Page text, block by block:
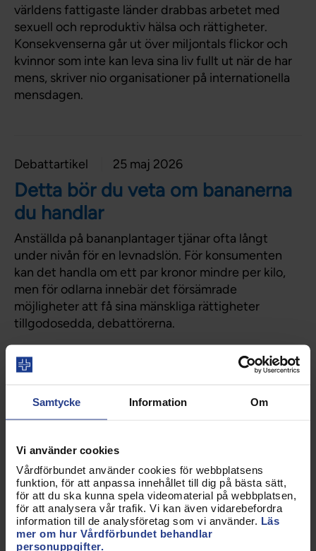
Samtycke Information Om
Vi använder cookies
Vårdförbundet använder cookies för webbplatsens
funktion, för att anpassa innehållet till dig på bästa sätt,
för att du ska kunna spela videomaterial på webbplatsen,
för att analysera vår trafik. Vi kan även vidarebefordra
information till de analysföretag som vi använder. Läs
mer om hur Vårdförbundet behandlar
personuppgifter.
världens fattigaste länder drabbas arbetet med
sexuell och reproduktiv hälsa och rättigheter.
Konsekvenserna går ut över miljontals flickor och
kvinnor som inte kan leva sina liv fullt ut när de har
mens, skriver nio organisationer på internationella
mensdagen.
Debattartikel 25 maj 2026
Detta bör du veta om bananerna
du handlar
Anställda på bananplantager tjänar ofta långt
under nivån för en levnadslön. För konsumenten
kan det handla om ett par kronor mindre per kilo,
men för odlarna innebär det försämrade
möjligheter att få sina mänskliga rättigheter
tillgodosedda, debattörerna.
Vi sa nej till angiveri då och vi
säger nej igen
När förslaget om en angiverilag först
presenterades möttes det av ett brett motstånd
från hela samhället. Lärare, socialsekreterare,
vårdpersonal, jurister, forskare, fackförbund och
civilsamhällesorganisationer från hela landet slog